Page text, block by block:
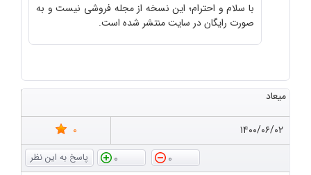
با سلام و احترام؛ این نسخه از مجله فروشی نیست و به
صورت رایگان در سایت منتشر شده است.
میعاد
۱۴۰۰/۰۶/۰۲
0
0
0